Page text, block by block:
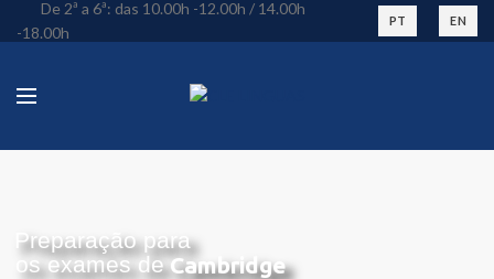
De 2ª a 6ª: das 10.00h -12.00h / 14.00h
-18.00h
PT EN
Cambridge
Preparação para
os exames de